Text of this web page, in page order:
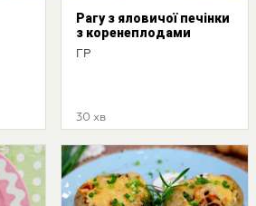
Рагу з яловичої печінки
з коренеплодами
ГР
30 хв